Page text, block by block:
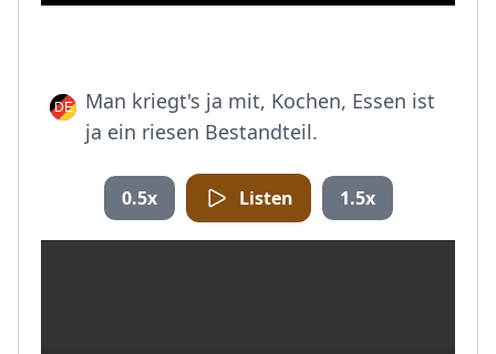
Man kriegt's ja mit, Kochen, Essen ist
ja ein riesen Bestandteil.
0.5x Listen 1.5x